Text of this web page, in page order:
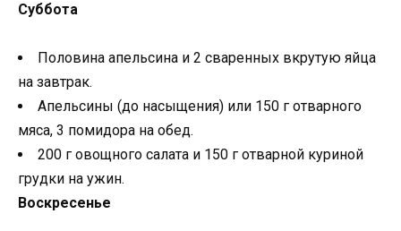
Суббота
Половина апельсина и 2 сваренных вкрутую яйца
на завтрак.
Апельсины (до насыщения) или 150 г отварного
мяса, 3 помидора на обед.
200 г овощного салата и 150 г отварной куриной
грудки на ужин.
Воскресенье